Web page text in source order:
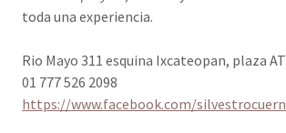
toda una experiencia.
Rio Mayo 311 esquina Ixcateopan, plaza
01 777 526 2098
https://www.facebook.com/